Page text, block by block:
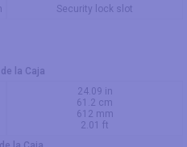
Security lock slot
la Caja
24.09 in
61.2 cm
612 mm
2.01 ft